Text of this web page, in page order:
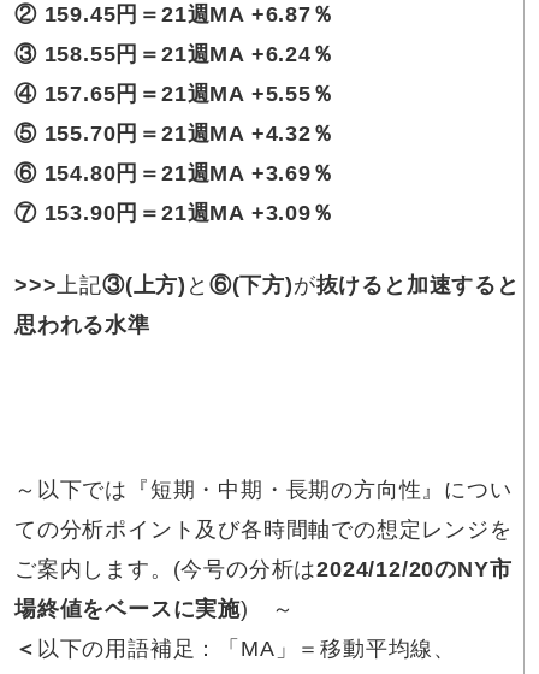
② 159.45 円 ＝21週MA +6.87％
③ 158.55 円 ＝21週MA +6.24％
④ 157.65円＝21週MA +5.55％
⑤ 155.70円＝21週MA +4.32％
⑥ 154.80円＝21週MA +3.69％
⑦ 153.90円＝21週MA +3.09％
>>> 上記③(上方) と ⑥(下方)が抜けると加速すると
思われる水準
～以下では『短期・中期・長期の方向性』につい
ての分析ポイント及び各時間軸での想定レンジを
ご案内します。(今号の分析は2024/12/20のNY市
場終値をベースに実施) ～
＜ 以下の用語補足：「MA」＝移動平均線、